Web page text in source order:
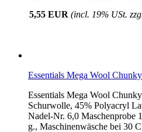
5,55 EUR (incl. 19% USt.
Essentials Mega Wool
Essentials Mega Wool
Schurwolle, 45% Polyacryl
Nadel-Nr. 6,0 Maschenprobe
g., Maschinenwäsche bei 30 C